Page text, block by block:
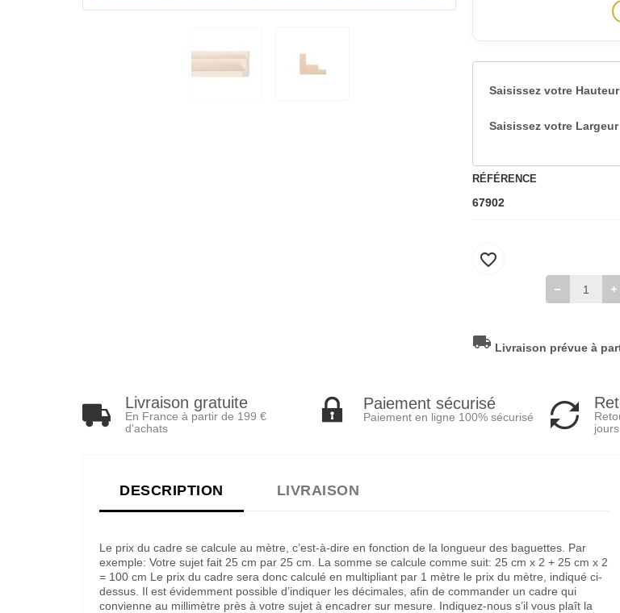
Saisissez votre Hauteur
Saisissez votre Largeur
RÉFÉRENCE
67902
favorite_border
local_shipping Livraison prévue à
Livraison gratuite
En France à partir de 199 €
d'achats
Paiement sécurisé
Paiement en ligne 100% sécurisé
jours
DESCRIPTION LIVRAISON
Le prix du cadre se calcule au mètre, c’est-à-dire en fonction de la longueur des baguettes. Par
exemple: Votre sujet fait 25 cm par 25 cm. La somme se calcule comme suit: 25 cm x 2 + 25 cm x 2
= 100 cm Le prix du cadre sera donc calculé en multipliant par 1 mètre le prix du mètre, indiqué ci-
dessus. Il est évidemment possible d’indiquer les décimales, afin de commander un cadre qui
convienne au millimètre près à votre sujet à encadrer sur mesure. Indiquez-nous s’il vous plaît la